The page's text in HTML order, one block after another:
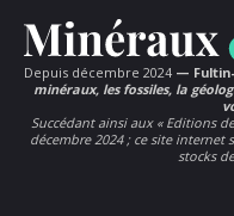
Depuis décembre 2024 —
minéraux, les fossiles, la
Succédant ainsi aux « Editions
décembre 2024 ; ce site internet
stocks